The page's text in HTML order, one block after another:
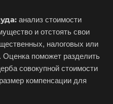
анализ стоимости
и отстоять свои
налоговых или
поможет разделить
совокупной стоимости
компенсации для